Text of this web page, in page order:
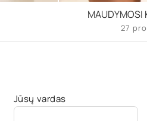
MAUDYMOSI
27
Jūsų vardas